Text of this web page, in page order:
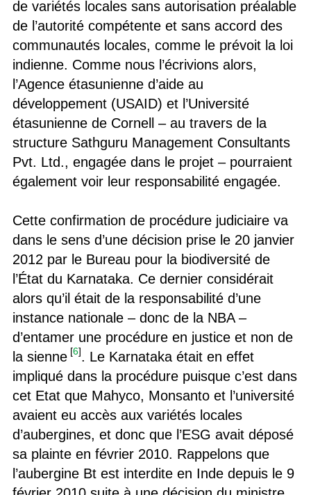
de variétés locales sans autorisation préalable
de l’autorité compétente et sans accord des
communautés locales, comme le prévoit la loi
indienne. Comme nous l’écrivions alors,
l’Agence étasunienne d’aide au
développement (USAID) et l’Université
étasunienne de Cornell – au travers de la
structure Sathguru Management Consultants
Pvt. Ltd., engagée dans le projet – pourraient
également voir leur responsabilité engagée.
Cette confirmation de procédure judiciaire va
dans le sens d’une décision prise le 20 janvier
2012 par le Bureau pour la biodiversité de
l’État du Karnataka. Ce dernier considérait
alors qu’il était de la responsabilité d’une
instance nationale – donc de la NBA –
d’entamer une procédure en justice et non de
la sienne [6]. Le Karnataka était en effet
impliqué dans la procédure puisque c’est dans
cet Etat que Mahyco, Monsanto et l’université
avaient eu accès aux variétés locales
d’aubergines, et donc que l’ESG avait déposé
sa plainte en février 2010. Rappelons que
l’aubergine Bt est interdite en Inde depuis le 9